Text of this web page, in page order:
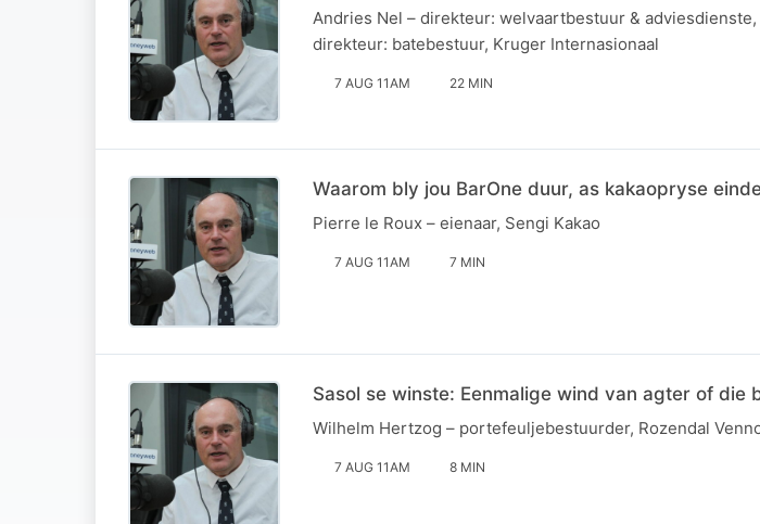
Andries Nel – direkteur: welvaartbestuur &
direkteur: batebestuur, Kruger Internasionaal
7 AUG 11AM 22 MIN
Waarom bly jou BarOne duur, as kakaopryse
Pierre le Roux – eienaar, Sengi Kakao
7 AUG 11AM 7 MIN
Sasol se winste: Eenmalige wind van agter of die
Wilhelm Hertzog – portefeuljebestuurder, Rozendal
7 AUG 11AM 8 MIN